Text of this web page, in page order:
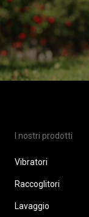
I nostri prodotti
Vibratori
Raccoglitori
Lavaggio